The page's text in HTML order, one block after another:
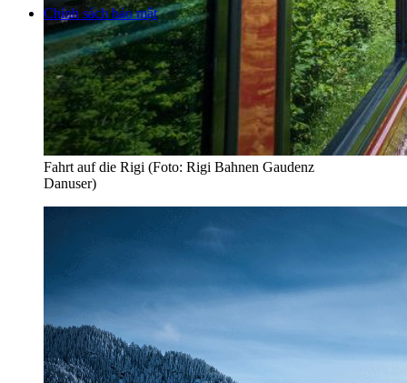
Fahrt auf die Rigi (Foto: Rigi Bahnen Gaudenz
Danuser)
Chính sách bảo mật